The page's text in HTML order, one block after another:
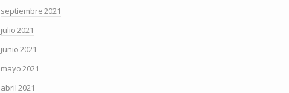
septiembre 2021
julio 2021
junio 2021
mayo 2021
abril 2021